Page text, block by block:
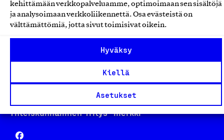
kehittämään verkkopalveluamme, optimoimaan sen sisältöjä
ja analysoimaan verkkoliikennettä. Osa evästeistä on
välttämättömiä, jotta sivut toimisivat oikein.
Hyväksy
Kiellä
Asetukset
Avainlippu
Design From Finland
Yhteiskunnallinen Yritys -merkki